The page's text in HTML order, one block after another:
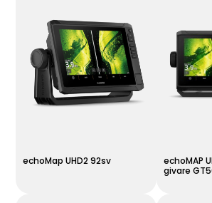
echoMap UHD2 92sv
echoMAP
givare